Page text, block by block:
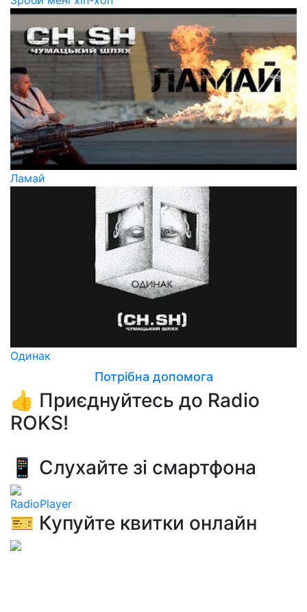
Ламай
Одинак
Потрібна допомога
👍 Приєднуйтесь до Radio
ROKS!
📱 Слухайте зі смартфона
RadioPlayer
🎫 Купуйте квитки онлайн